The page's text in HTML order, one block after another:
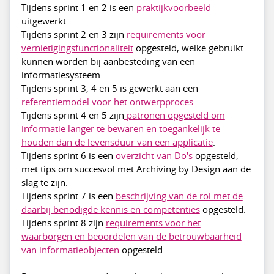
Tijdens sprint 1 en 2 is een praktijkvoorbeeld
uitgewerkt.
Tijdens sprint 2 en 3 zijn requirements voor
vernietigingsfunctionaliteitopgesteld, welke gebruikt
kunnen worden bij aanbesteding van een
informatiesysteem.
Tijdens sprint 3, 4 en 5 is gewerkt aan een
referentiemodel voor het ontwerpproces.
Tijdens sprint 4 en 5 zijn patronen opgesteld om
informatie langer te bewaren en toegankelijk te
houden dan de levensduur van een applicatie.
Tijdens sprint 6 is een overzicht van Do'sopgesteld,
met tips om succesvol met Archiving by Design aan de
slag te zijn.
Tijdens sprint 7 is een beschrijving van de rol met de
daarbij benodigde kennis en competentiesopgesteld.
Tijdens sprint 8 zijn requirements voor het
waarborgen en beoordelen van de betrouwbaarheid
van informatieobjecten opgesteld.